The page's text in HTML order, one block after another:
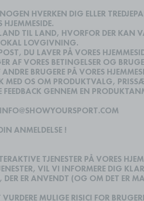
HVERKEN DIG ELLER
HJEMMESIDE.
TIL LAND, HVORFOR DER KAN
LOVGIVNING.
DU LAVER PÅ VORES
AF VORES BETINGELSER OG
BRUGERE PÅ VORES
MED OS OM PRODUKTVALG,
GENNEM EN
ANMELDELSE !
TJENESTER PÅ VORES
VIL VI INFORMERE DIG
ER ANVENDT (OG OM DET ER
MULIGE RISICI FOR